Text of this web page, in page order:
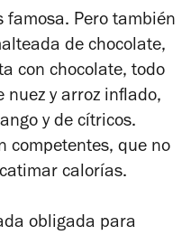
famosa. Pero también
de chocolate,
con chocolate, todo
nuez y arroz inflado,
y de cítricos.
competentes, que no
calorías.
obligada para